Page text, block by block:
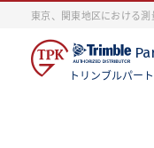
東京、関東地区における
トリンブルパー